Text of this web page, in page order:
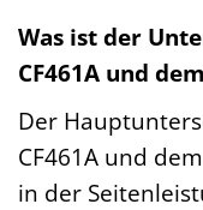
Was ist der
CF461A und
Der
CF461A und
in der